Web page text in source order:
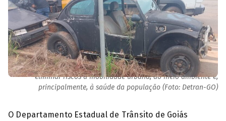
Iniciativa percorre todo o interior do estado e tem como objetivo
eliminar riscos à mobilidade urbana, ao meio ambiente e,
principalmente, à saúde da população (Foto: Detran-GO)
O Departamento Estadual de Trânsito de Goiás